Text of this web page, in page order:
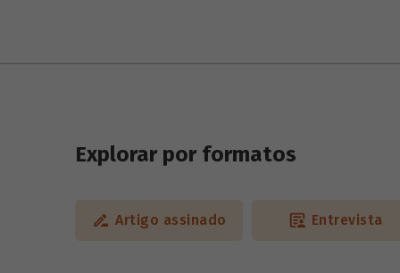
Explorar por formatos
Artigo assinado Entrevista